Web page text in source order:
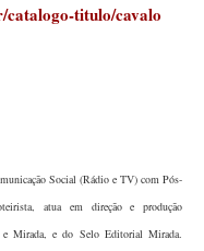
titulo/cavalo
Social (Rádio e TV) com Pós-
atua em direção e produção
e Mirada, e do Selo Editorial Mirada.